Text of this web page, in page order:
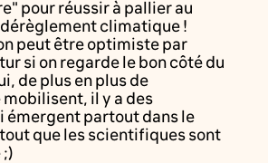
pour réussir à pallier au
climatique !
peut être optimiste par
si on regarde le bon côté du
de plus en plus de
mobilisent, il y a des
émergent partout dans le
que les scientifiques sont